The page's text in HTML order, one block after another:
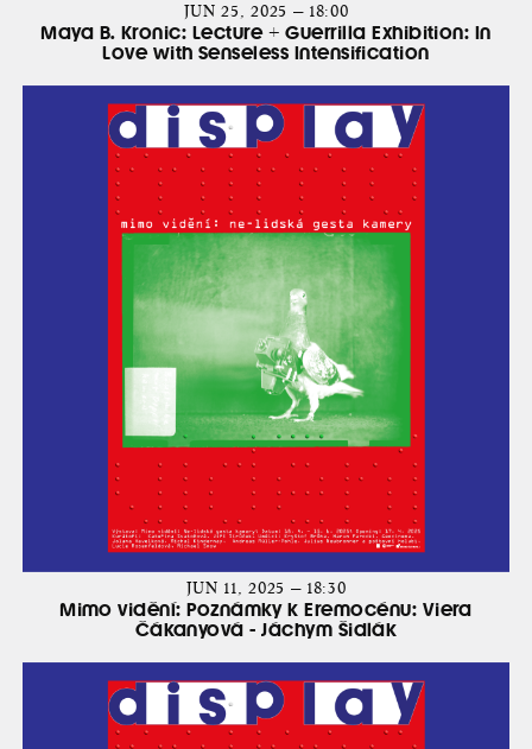
JUN 25, 2025 — 18:00
Maya B. Kronic: Lecture + Guerrilla Exhibition: In
Love with Senseless Intensification
JUN 11, 2025 — 18:30
Mimo vidění: Poznámky k Eremocénu: Viera
Čákanyová - Jáchym Šidlák